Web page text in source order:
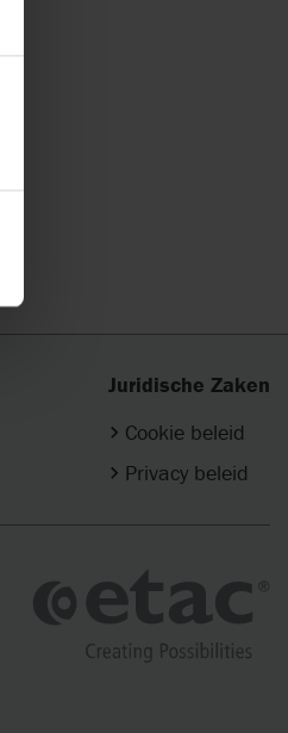
Juridische Zaken
Cookie beleid
Privacy beleid